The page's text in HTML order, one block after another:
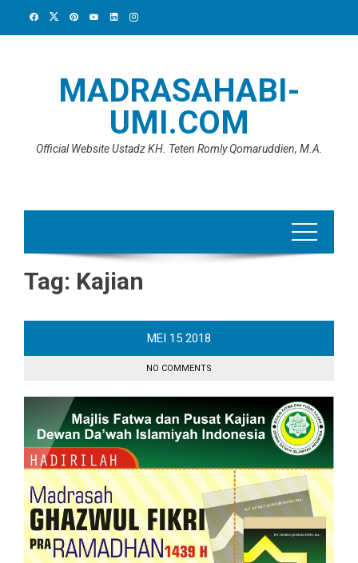
MADRASAHABI-
UMI.COM
Official Website Ustadz KH. Teten Romly Qomaruddien, M.A.
Tag: Kajian
MEI 15 2018
NO COMMENTS